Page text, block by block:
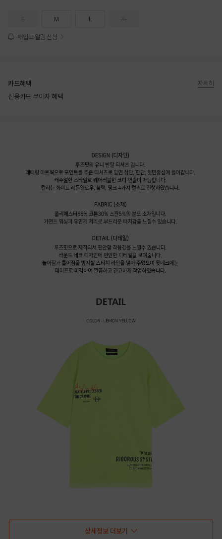
M L
재입고 알림 신청
카드혜택
신용카드 무이자 혜택
자세히
상세정보 더보기